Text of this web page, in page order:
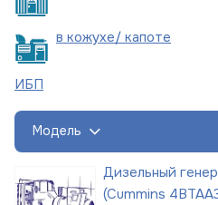
в кожухе/ капоте
ИБП
Модель
Дизельный
(Cummins